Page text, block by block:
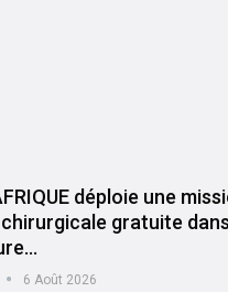
déploie une
gratuite
6 Août 2026